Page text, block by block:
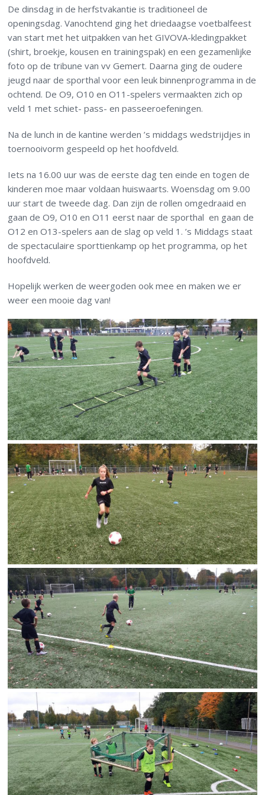
De dinsdag in de herfstvakantie is traditioneel de
openingsdag. Vanochtend ging het driedaagse voetbalfeest
van start met het uitpakken van het GIVOVA-kledingpakket
(shirt, broekje, kousen en trainingspak) en een gezamenlijke
foto op de tribune van vv Gemert. Daarna ging de oudere
jeugd naar de sporthal voor een leuk binnenprogramma in de
ochtend. De O9, O10 en O11-spelers vermaakten zich op
veld 1 met schiet- pass- en passeeroefeningen.
Na de lunch in de kantine werden ’s middags wedstrijdjes in
toernooivorm gespeeld op het hoofdveld.
Iets na 16.00 uur was de eerste dag ten einde en togen de
kinderen moe maar voldaan huiswaarts. Woensdag om 9.00
uur start de tweede dag. Dan zijn de rollen omgedraaid en
gaan de O9, O10 en O11 eerst naar de sporthal en gaan de
O12 en O13-spelers aan de slag op veld 1. ’s Middags staat
de spectaculaire sporttienkamp op het programma, op het
hoofdveld.
Hopelijk werken de weergoden ook mee en maken we er
weer een mooie dag van!